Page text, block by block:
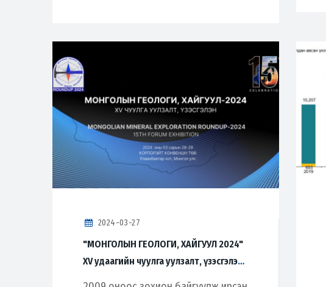
2024-03-27
"МОНГОЛЫН ГЕОЛОГИ, ХАЙГУУЛ 2024"
XV удаагийн чуулга уулзалт, үзэсгэлэн